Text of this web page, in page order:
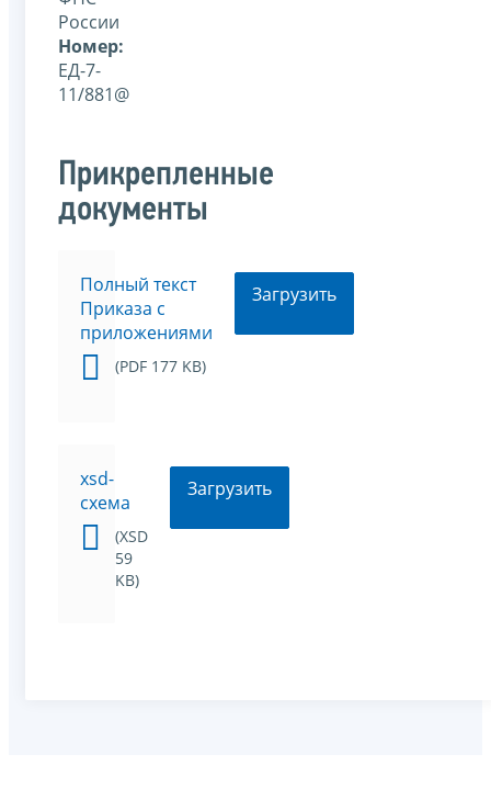
России
Номер:
ЕД-7-
11/881@
Прикрепленные
документы
Полный текст
Приказа с
приложениями
(PDF 177 KB)
Загрузить
xsd-
схема
(XSD
59
KB)
Загрузить